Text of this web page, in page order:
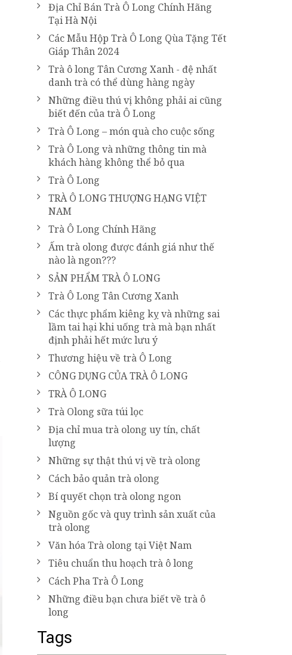
Địa Chỉ Bán Trà Ô Long Chính Hãng
Tại Hà Nội
Các Mẫu Hộp Trà Ô Long Qùa Tặng Tết
Giáp Thân 2024
Trà ô long Tân Cương Xanh - đệ nhất
danh trà có thể dùng hàng ngày
Những điều thú vị không phải ai cũng
biết đến của trà Ô Long
Trà Ô Long – món quà cho cuộc sống
Trà Ô Long và những thông tin mà
khách hàng không thể bỏ qua
Trà Ô Long
TRÀ Ô LONG THƯỢNG HẠNG VIỆT
NAM
Trà Ô Long Chính Hãng
Ấm trà olong được đánh giá như thế
nào là ngon???
SẢN PHẨM TRÀ Ô LONG
Trà Ô Long Tân Cương Xanh
Các thực phẩm kiêng kỵ và những sai
lầm tai hại khi uống trà mà bạn nhất
định phải hết mức lưu ý
Thương hiệu về trà Ô Long
CÔNG DỤNG CỦA TRÀ Ô LONG
TRÀ Ô LONG
Trà Olong sữa túi lọc
Địa chỉ mua trà olong uy tín, chất
lượng
Những sự thật thú vị về trà olong
Cách bảo quản trà olong
Bí quyết chọn trà olong ngon
Nguồn gốc và quy trình sản xuất của
trà olong
Văn hóa Trà olong tại Việt Nam
Tiêu chuẩn thu hoạch trà ô long
Cách Pha Trà Ô Long
Những điều bạn chưa biết về trà ô
long
Tags